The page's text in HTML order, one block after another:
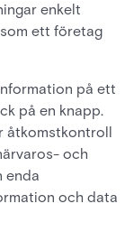
enkelt
ett företag
på ett
på en knapp.
åtkomstkontroll
och
enda
och data